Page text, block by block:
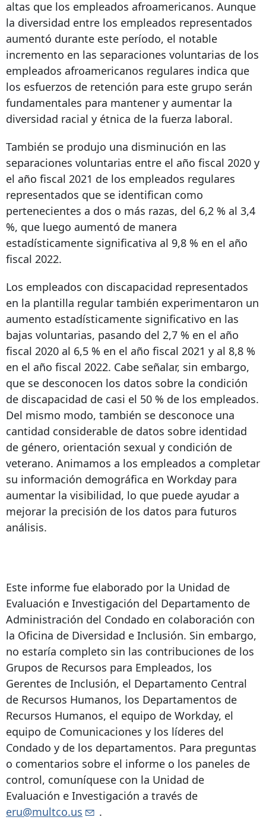
altas que los empleados afroamericanos. Aunque
la diversidad entre los empleados representados
aumentó durante este período, el notable
incremento en las separaciones voluntarias de los
empleados afroamericanos regulares indica que
los esfuerzos de retención para este grupo serán
fundamentales para mantener y aumentar la
diversidad racial y étnica de la fuerza laboral.
También se produjo una disminución en las
separaciones voluntarias entre el año fiscal 2020 y
el año fiscal 2021 de los empleados regulares
representados que se identifican como
pertenecientes a dos o más razas, del 6,2 % al 3,4
%, que luego aumentó de manera
estadísticamente significativa al 9,8 % en el año
fiscal 2022.
Los empleados con discapacidad representados
en la plantilla regular también experimentaron un
aumento estadísticamente significativo en las
bajas voluntarias, pasando del 2,7 % en el año
fiscal 2020 al 6,5 % en el año fiscal 2021 y al 8,8 %
en el año fiscal 2022. Cabe señalar, sin embargo,
que se desconocen los datos sobre la condición
de discapacidad de casi el 50 % de los empleados.
Del mismo modo, también se desconoce una
cantidad considerable de datos sobre identidad
de género, orientación sexual y condición de
veterano. Animamos a los empleados a completar
su información demográfica en Workday para
aumentar la visibilidad, lo que puede ayudar a
mejorar la precisión de los datos para futuros
análisis.
Este informe fue elaborado por la Unidad de
Evaluación e Investigación del Departamento de
Administración del Condado en colaboración con
la Oficina de Diversidad e Inclusión. Sin embargo,
no estaría completo sin las contribuciones de los
Grupos de Recursos para Empleados, los
Gerentes de Inclusión, el Departamento Central
de Recursos Humanos, los Departamentos de
Recursos Humanos, el equipo de Workday, el
equipo de Comunicaciones y los líderes del
Condado y de los departamentos. Para preguntas
o comentarios sobre el informe o los paneles de
control, comuníquese con la Unidad de
Evaluación e Investigación a través de
eru@multco.us
.